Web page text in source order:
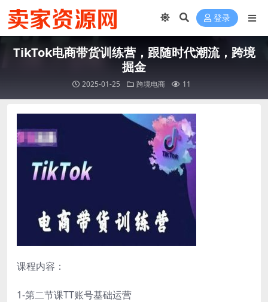
登录
TikTok电商带货训练营，跟随时代潮流，跨境
掘金
2025-01-25 跨境电商 11
课程内容：
1-第二节课TT账号基础运营